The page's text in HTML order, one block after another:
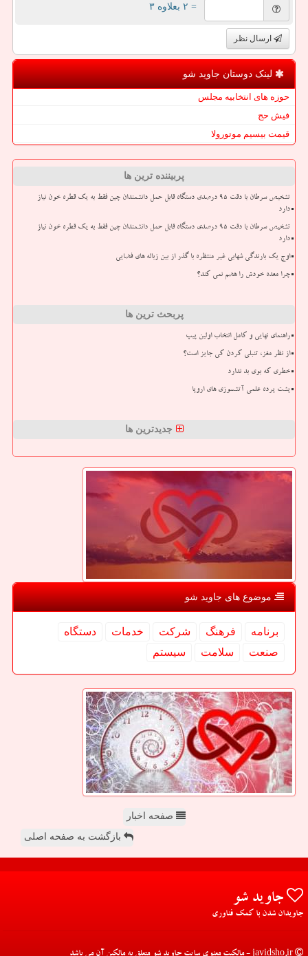
= ۲ بعلاوه ۳
ارسال نظر
لینک دوستان جاوید شو
حوزه های انتخابیه مجلس
فیش حج
قیمت بیسیم موتورولا
پربیننده ترین ها
تشخیص سرطان با دقت ۹۵ درصدی دستگاه قابل حمل دانشمندان چین فقط به یک قطره خون نیاز
دارد
تشخیص سرطان با دقت ۹۵ درصدی دستگاه قابل حمل دانشمندان چین فقط به یک قطره خون نیاز
دارد
اوج یک بارندگی شهابی غیر منتظره با گذر از بین زباله های فضایی
چرا معده خودش را هضم نمی کند؟
پربحث ترین ها
راهنمای نهایی و کامل انتخاب اولین پیپ
از نظر مغز، تنبلی کردن کی جایز است؟
خطری که بوی بد ندارد
پشت پرده علمی آتشسوزی های اروپا
جدیدترین ها
موضوع های جاوید شو
برنامه فرهنگ شركت خدمات
دستگاه
صنعت
سلامت سیستم
صفحه اخبار
بازگشت به صفحه اصلی
جاوید شو
جاویدان شدن با کمک فناوری